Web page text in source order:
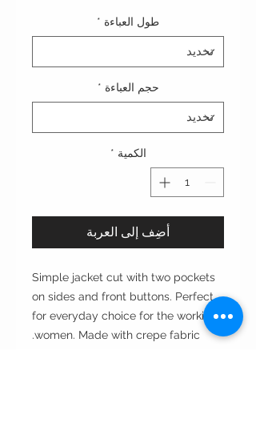
طول العباءة *
حجم العباءة *
الكمية *
أضِف إلى العربة
Simple jacket cut with two pockets
on sides and front buttons. Perfect
for everyday choice for the working
women. Made with crepe fabric.